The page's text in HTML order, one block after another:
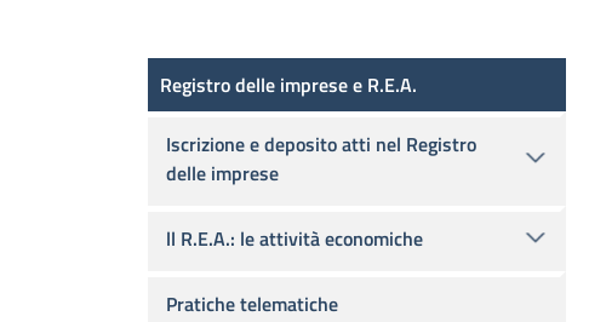
Registro delle imprese e R.E.A.
Registro delle imprese e R.E.A.
Iscrizione e deposito atti nel Registro
delle imprese
ll R.E.A.: le attività economiche
Pratiche telematiche